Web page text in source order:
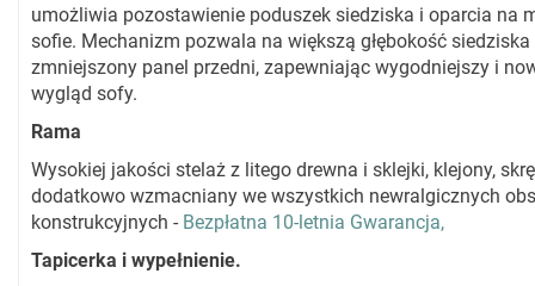
umożliwia pozostawienie poduszek siedziska i oparcia na
sofie. Mechanizm pozwala na większą głębokość siedziska
zmniejszony panel przedni, zapewniając wygodniejszy i
wygląd sofy.
Rama
Wysokiej jakości stelaż z litego drewna i sklejki, klejony,
dodatkowo wzmacniany we wszystkich newralgicznych
konstrukcyjnych - Bezpłatna 10-letnia Gwarancja,
Tapicerka i wypełnienie.